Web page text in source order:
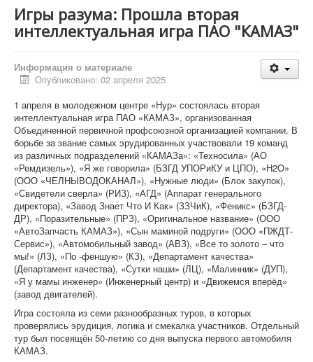
Бюро Президиума
Постоянные комиссии ЦК Профсоюза
Комиссия ЦК Профсоюза АСМ РФ по организационно-
Финансово-бюджетная комиссия ЦК Профсоюза АСМ
РФ
защите от экологической опасности
Комиссия ЦК Профсоюза по вопросам профсоюзного
образования, молодежной политики и
информационной работы в Профсоюзе АСМ РФ
Комиссия ЦК Профсоюза АСМ РФ по социально-
экономическим вопросам и социальному партнерству
Организации Профсоюза
Официальные документы
Съезды
Пленумы
Президиумы
Совещания
Устав
Программа
Отчеты и выборы
Формы отчетности
«СМИ»
Голос Профсоюза
Вестник Профсоюза ППО ОАО «УАЗ»
Вести Профсоюза ППО АО «АВТОВАЗ»
Игры разума: Прошла вторая
интеллектуальная игра ПАО "КАМАЗ"
Информация о материале
Опубликовано: 02 апреля 2025
1 апреля в молодежном центре «Нур» состоялась вторая
интеллектуальная игра ПАО «КАМАЗ», организованная
Объединенной первичной профсоюзной организацией компании. В
борьбе за звание самых эрудированных участвовали 19 команд
из различных подразделений «КАМАЗа»: «Техносила» (АО
«Ремдизель»), «Я же говорила» (БЗГД УПОРиКУ и ЦПО), «H2O»
(ООО «ЧЕЛНЫВОДОКАНАЛ»), «Нужные люди» (Блок закупок),
«Свидетели сверла» (РИЗ), «АГД» (Аппарат генерального
директора), «Завод Знает Что И Как» (ЗЗЧиК), «Феникс» (БЗГД-
ДР), «Поразительные» (ПРЗ), «Оригинальное название» (ООО
«АвтоЗапчасть КАМАЗ»), «Сын маминой подруги» (ООО «ПЖДТ-
Сервис»), «Автомобильный завод» (АВЗ), «Все то золото – что
мы!» (ЛЗ), «По -феншую» (КЗ), «Департамент качества»
(Департамент качества), «Сутки наши» (ЛЦ), «Малинник» (ДУП),
«Я у мамы инженер» (Инженерный центр) и «Движемся вперёд»
(завод двигателей).
Игра состояла из семи разнообразных туров, в которых
проверялись эрудиция, логика и смекалка участников. Отдельный
тур был посвящён 50-летию со дня выпуска первого автомобиля
КАМАЗ.